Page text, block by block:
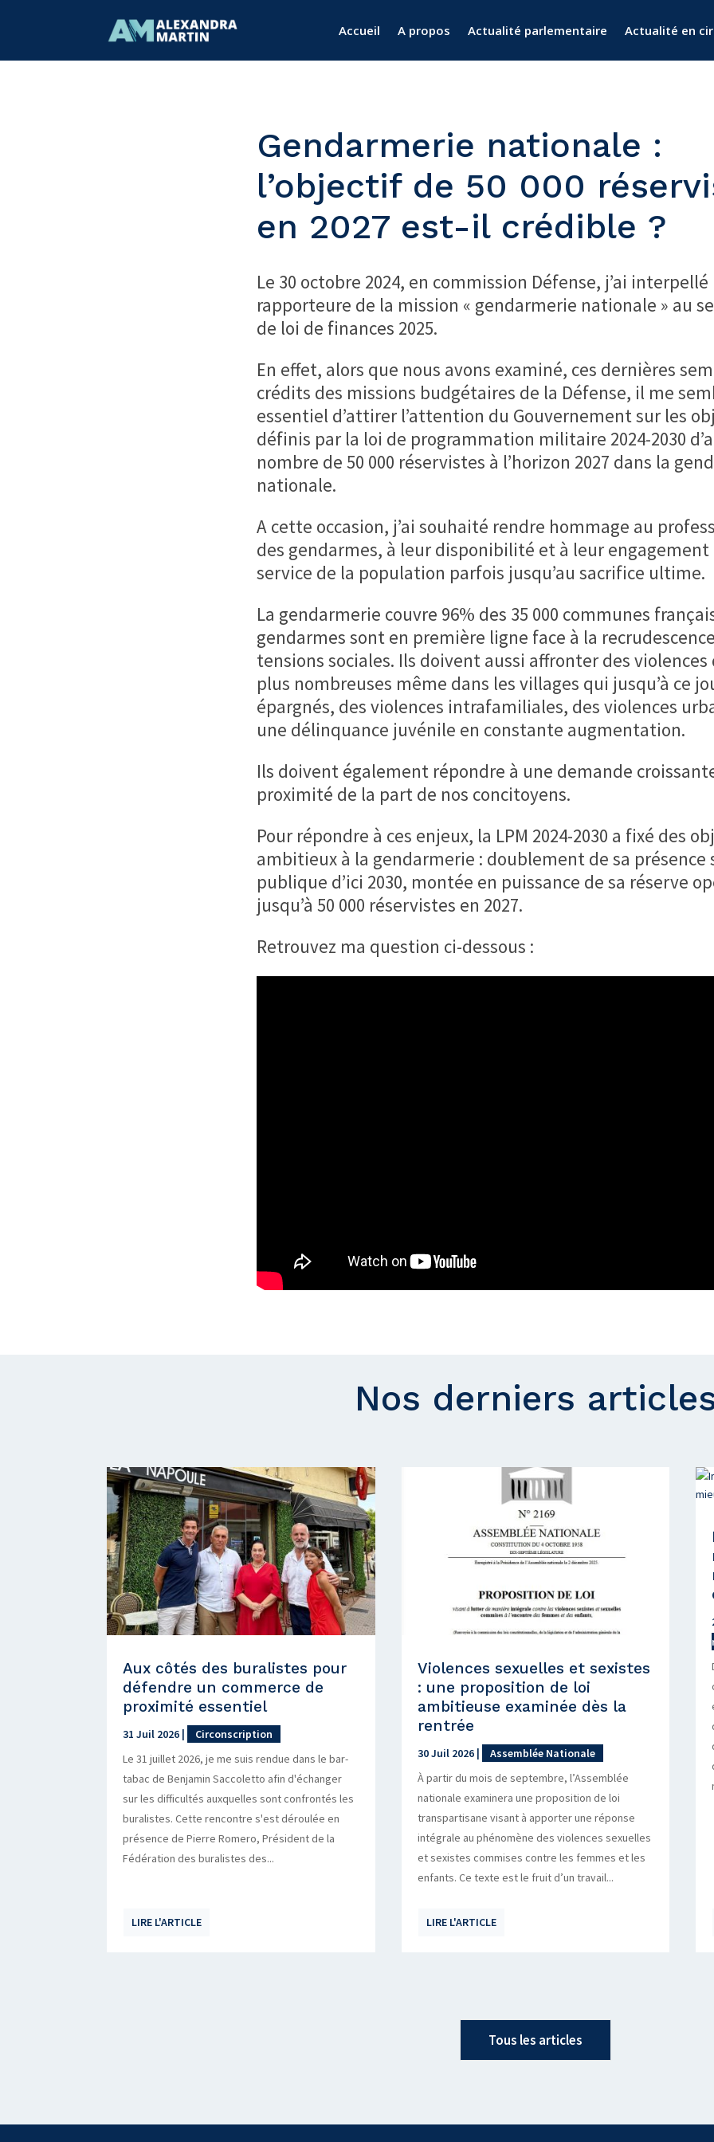
Accueil A propos Actualité parlementaire Actualité en
Gendarmerie nationale :
l’objectif de 50 000
en 2027 est-il crédible ?
Le 30 octobre 2024, en commission Défense, j’ai
rapporteure de la mission « gendarmerie nationale » au
de loi de finances 2025.
En effet, alors que nous avons examiné, ces dernières
crédits des missions budgétaires de la Défense, il me
essentiel d’attirer l’attention du Gouvernement sur les
définis par la loi de programmation militaire 2024-2030
nombre de 50 000 réservistes à l’horizon 2027 dans la
nationale.
A cette occasion, j’ai souhaité rendre hommage au
des gendarmes, à leur disponibilité et à leur
service de la population parfois jusqu’au sacrifice ultime.
La gendarmerie couvre 96% des 35 000 communes
gendarmes sont en première ligne face à la
tensions sociales. Ils doivent aussi affronter des violences
plus nombreuses même dans les villages qui jusqu’à ce
épargnés, des violences intrafamiliales, des violences
une délinquance juvénile en constante augmentation.
Ils doivent également répondre à une demande
proximité de la part de nos concitoyens.
Pour répondre à ces enjeux, la LPM 2024-2030 a fixé des
ambitieux à la gendarmerie : doublement de sa présence
publique d’ici 2030, montée en puissance de sa réserve
jusqu’à 50 000 réservistes en 2027.
Retrouvez ma question ci-dessous :
Nos derniers
Aux côtés des buralistes pour
défendre un commerce de
proximité essentiel
31 Juil 2026 |
Circonscription
Le 31 juillet 2026, je me suis rendue dans le bar-
tabac de Benjamin Saccoletto afin d'échanger
sur les difficultés auxquelles sont confrontés les
buralistes. Cette rencontre s'est déroulée en
présence de Pierre Romero, Président de la
Fédération des buralistes des...
LIRE L'ARTICLE
Violences sexuelles et sexistes
: une proposition de loi
ambitieuse examinée dès la
rentrée
30 Juil 2026|
Assemblée Nationale
À partir du mois de septembre, l’Assemblée
nationale examinera une proposition de loi
transpartisane visant à apporter une réponse
intégrale au phénomène des violences sexuelles
et sexistes commises contre les femmes et les
enfants. Ce texte est le fruit d’un travail...
LIRE L'ARTICLE
Tous les articles